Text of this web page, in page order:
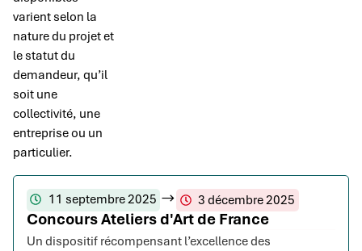
varient selon la
nature du projet et
le statut du
demandeur, qu’il
soit une
collectivité, une
entreprise ou un
particulier.
11 septembre 2025 3 décembre 2025
Concours Ateliers d'Art de France
Un dispositif récompensant l’excellence des